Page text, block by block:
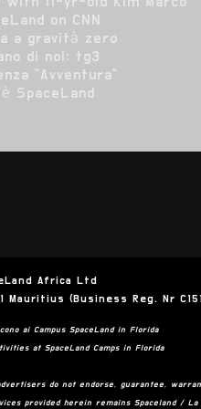
on CNN
a gravità zero
di noi: tg3
"Avventura"
SpaceLand
Africa Ltd
Mauritius (Business Reg. Nr
ai Campus SpaceLand in Florida
at SpaceLand Camps in Florida
do not endorse, guarantee,
provided herein remains Spaceland /